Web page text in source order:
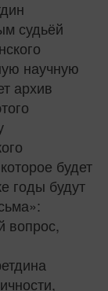
судьёй
научную
архив
будет
годы будут
вопрос,